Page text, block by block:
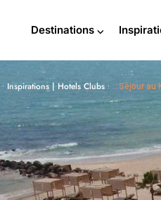
Destinations ⌵
· Inspirations | Hotels Clubs · …Séjour au